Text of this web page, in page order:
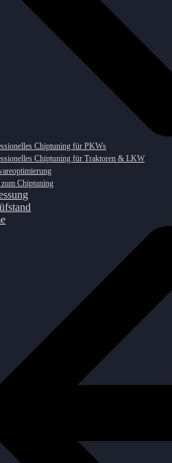
Chiptuning für PKWs
Chiptuning für Traktoren & LKW
Chiptuning